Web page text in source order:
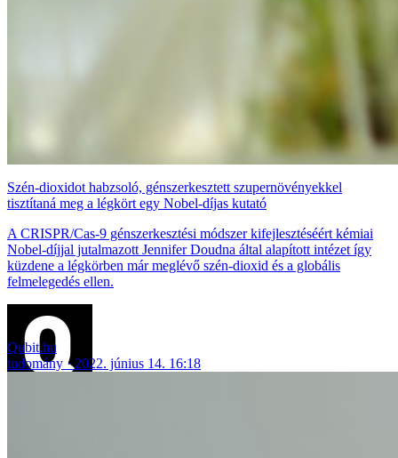
Szén-dioxidot habzsoló, génszerkesztett szupernövényekkel
tisztítaná meg a légkört egy Nobel-díjas kutató
A CRISPR/Cas-9 génszerkesztési módszer kifejlesztéséért kémiai
Nobel-díjjal jutalmazott Jennifer Doudna által alapított intézet így
küzdene a légkörben már meglévő szén-dioxid és a globális
felmelegedés ellen.
Qubit.hu
tudomány
2022. június 14. 16:18